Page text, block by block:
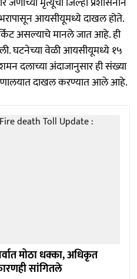
आयसीयूमध्ये दाखल होते.
असल्याचे मानले जात आहे. ही
घटनेच्या वेळी आयसीयूमध्ये १५
दलाच्या अंदाजानुसार ही संख्या
दाखल करण्यात आले आहे.
मोठा धक्का, अधिकृत
सांगितले